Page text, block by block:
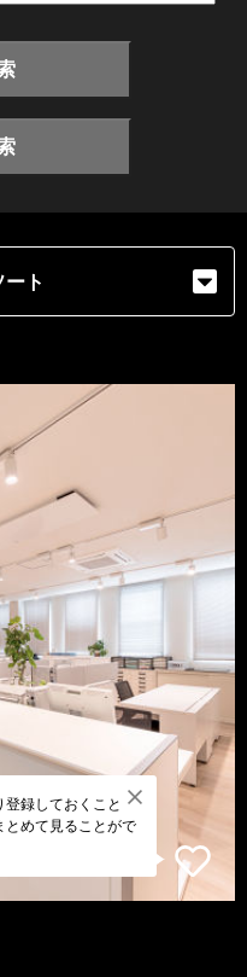
ト
登録しておくこと
とめて見ることがで